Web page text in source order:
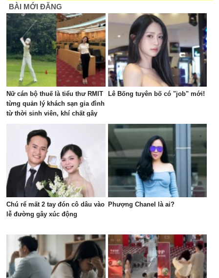
BÀI MỚI ĐĂNG
Nữ cán bộ thuế là tiểu thư RMIT
từng quản lý khách sạn gia đình
từ thời sinh viên, khí chất gây
Lê Bống tuyên bố có "job" mới!
Chú rể mất 2 tay đón cô dâu vào
lễ đường gây xúc động
Phượng Chanel là ai?